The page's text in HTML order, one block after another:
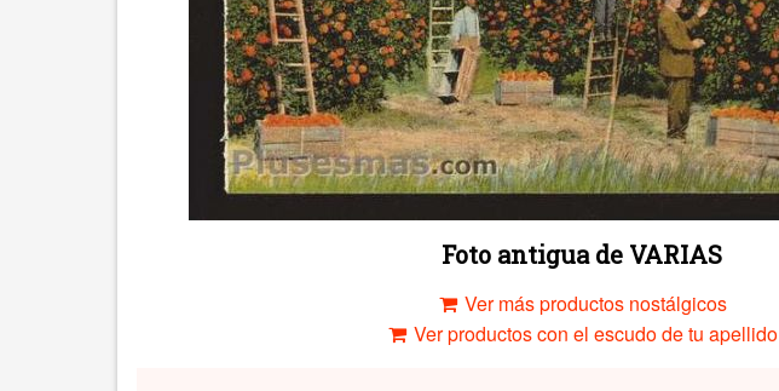
Foto antigua de VARIAS
Ver más productos nostálgicos
Ver productos con el escudo de tu apellido